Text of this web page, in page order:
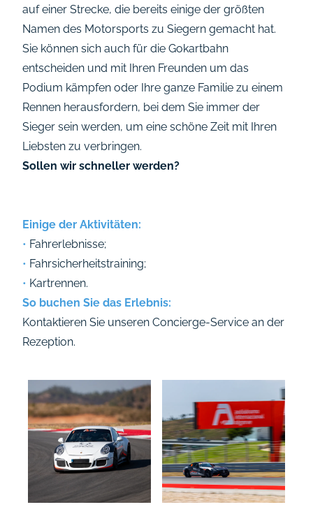
auf einer Strecke, die bereits einige der größten
Namen des Motorsports zu Siegern gemacht hat.
Sie können sich auch für die Gokartbahn
entscheiden und mit Ihren Freunden um das
Podium kämpfen oder Ihre ganze Familie zu einem
Rennen herausfordern, bei dem Sie immer der
Sieger sein werden, um eine schöne Zeit mit Ihren
Liebsten zu verbringen.
Sollen wir schneller werden?
Einige der Aktivitäten:
• Fahrerlebnisse;
• Fahrsicherheitstraining;
• Kartrennen.
So buchen Sie das Erlebnis:
Kontaktieren Sie unseren Concierge-Service an der
Rezeption.